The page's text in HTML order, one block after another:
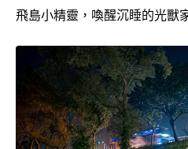
飛島小精靈，喚醒沉睡的光獸